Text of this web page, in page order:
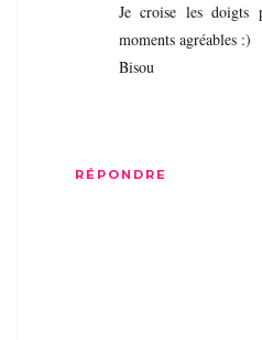
Je croise les
moments agréables :)
Bisou
RÉPONDRE